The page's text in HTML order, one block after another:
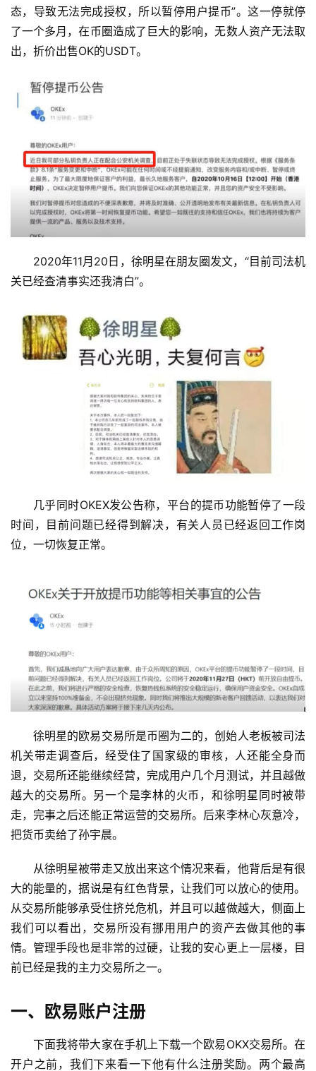
态，导致无法完成授权，所以暂停用户提币”。这一停就停
了一个多月，在币圈造成了巨大的影响，无数人资产无法取
出，折价出售OK的USDT。
2020年11月20日，徐明星在朋友圈发文，“目前司法机
关已经查清事实还我清白”。
几乎同时OKEX发公告称，平台的提币功能暂停了一段
时间，目前问题已经得到解决，有关人员已经返回工作岗
位，一切恢复正常。
徐明星的欧易交易所是币圈为二的，创始人老板被司法
机关带走调查后，经受住了国家级的审核，人还能全身而
退，交易所还能继续经营，完成用户几个月测试，并且越做
越大的交易所。另一个是李林的火币，和徐明星同时被带
走，完事之后还能正常运营的交易所。后来李林心灰意冷，
把货币卖给了孙宇晨。
从徐明星被带走又放出来这个情况来看，他背后是有很
大的能量的，据说是有红色背景，让我们可以放心的使用。
从交易所能够承受住挤兑危机，并且可以越做越大，侧面上
我们可以看出，交易所没有挪用用户的资产去做其他的事
情。管理手段也是非常的过硬，让我的安心更上一层楼，目
前已经是我的主力交易所之一。
一、欧易账户注册
下面我将带大家在手机上下载一个欧易OKX交易所。在
开户之前，我们下来看一下他有什么注册奖励。两个最高